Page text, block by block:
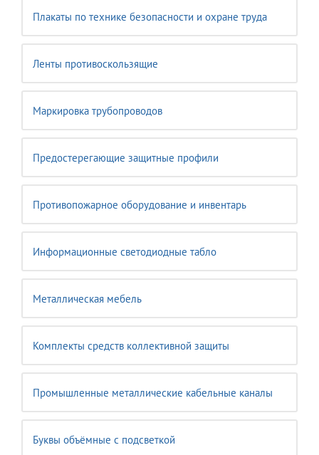
Плакаты по технике безопасности и охране труда
Ленты противоскользящие
Маркировка трубопроводов
Предостерегающие защитные профили
Противопожарное оборудование и инвентарь
Информационные светодиодные табло
Металлическая мебель
Комплекты средств коллективной защиты
Промышленные металлические кабельные каналы
Буквы объёмные с подсветкой